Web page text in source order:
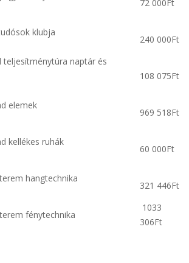
72 000Ft
klubja
240 000Ft
teljesítménytúra naptár és
108 075Ft
elemek
969 518Ft
kellékes ruhák
60 000Ft
hangtechnika
321 446Ft
fénytechnika
1033
306Ft